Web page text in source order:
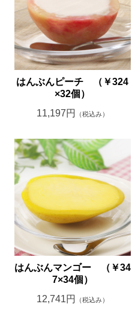
はんぶんピーチ （￥324
×32個）
11,197円
（税込み）
はんぶんマンゴー （￥34
7×34個）
12,741円
（税込み）